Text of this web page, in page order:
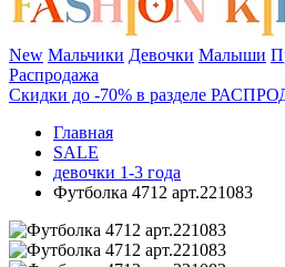
New Мальчики Девочки Малыши
Распродажа
Скидки до -70% в разделе
Главная
SALE
девочки 1-3 года
Футболка 4712 арт.221083